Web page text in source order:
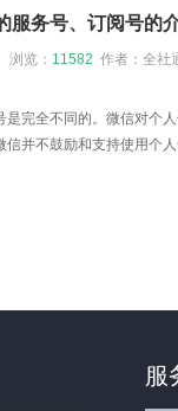
服务号、订阅号的
浏览： 11582 作者：全社
是完全不同的。微信对个
信并不鼓励和支持使用个
服